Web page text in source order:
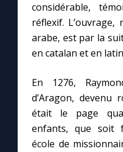
considérable,
réflexif.
arabe, est par la
en catalan et en
En 1276,
d’Aragon,
était le page
enfants, que soit
école de